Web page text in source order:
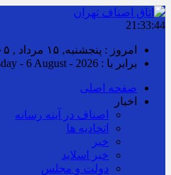
21:33:44
امروز : پنجشنبه, ۱۵ مرداد , ۱۴۰۵
برابر با : Thursday - 6 August - 2026
صفحه اصلی
اخبار
اصناف در آینه رسانه
اتحادیه ها
خبر
خبر اسلايد
دولت و مجلس